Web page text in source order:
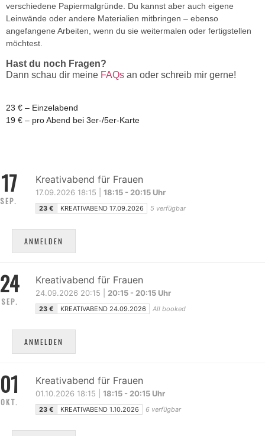
verschiedene Papiermalgründe. Du kannst aber auch eigene
Leinwände oder andere Materialien mitbringen – ebenso
angefangene Arbeiten, wenn du sie weitermalen oder fertigstellen
möchtest.
Hast du noch Fragen?
Dann schau dir meine FAQs an oder schreib mir gerne!
23 € – Einzelabend
19 € – pro Abend bei 3er-/5er-Karte
17
SEP.
Kreativabend für Frauen
17.09.2026 18:15 | 18:15 - 20:15 Uhr
23 € KREATIVABEND 17.09.2026 5 verfügbar
ANMELDEN
24
SEP.
Kreativabend für Frauen
24.09.2026 20:15 | 20:15 - 20:15 Uhr
23 € KREATIVABEND 24.09.2026 All booked
ANMELDEN
01
OKT.
Kreativabend für Frauen
01.10.2026 18:15 | 18:15 - 20:15 Uhr
23 € KREATIVABEND 1.10.2026 6 verfügbar